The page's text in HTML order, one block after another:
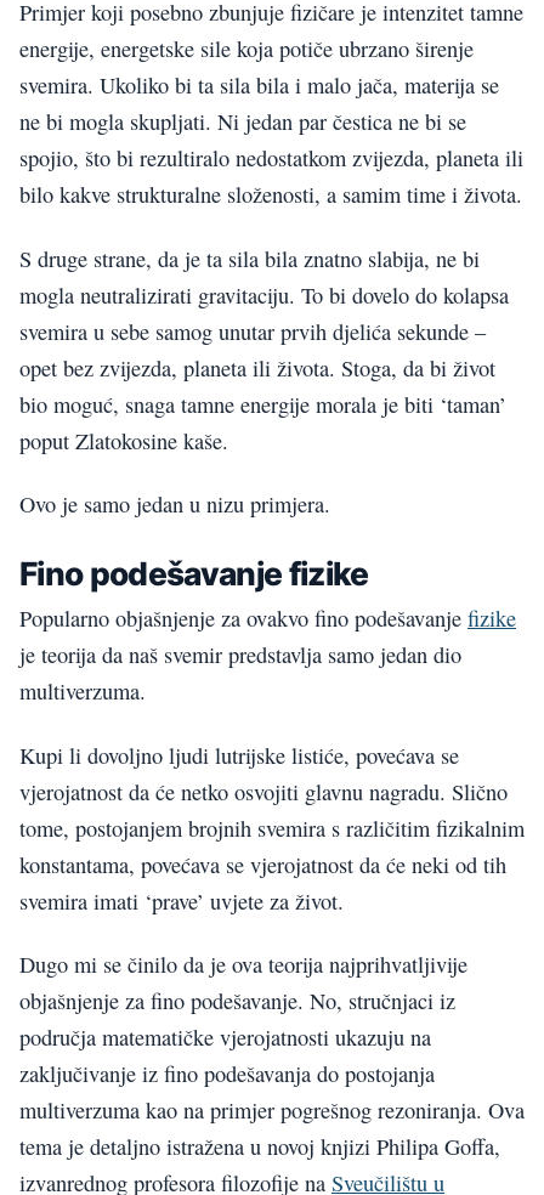
Primjer koji posebno zbunjuje fizičare je intenzitet tamne
energije, energetske sile koja potiče ubrzano širenje
svemira. Ukoliko bi ta sila bila i malo jača, materija se
ne bi mogla skupljati. Ni jedan par čestica ne bi se
spojio, što bi rezultiralo nedostatkom zvijezda, planeta ili
bilo kakve strukturalne složenosti, a samim time i života.
S druge strane, da je ta sila bila znatno slabija, ne bi
mogla neutralizirati gravitaciju. To bi dovelo do kolapsa
svemira u sebe samog unutar prvih djelića sekunde –
opet bez zvijezda, planeta ili života. Stoga, da bi život
bio moguć, snaga tamne energije morala je biti ‘taman’
poput Zlatokosine kaše.
Ovo je samo jedan u nizu primjera.
Fino podešavanje fizike
Popularno objašnjenje za ovakvo fino podešavanje fizike
je teorija da naš svemir predstavlja samo jedan dio
multiverzuma.
Kupi li dovoljno ljudi lutrijske listiće, povećava se
vjerojatnost da će netko osvojiti glavnu nagradu. Slično
tome, postojanjem brojnih svemira s različitim fizikalnim
konstantama, povećava se vjerojatnost da će neki od tih
svemira imati ‘prave’ uvjete za život.
Dugo mi se činilo da je ova teorija najprihvatljivije
objašnjenje za fino podešavanje. No, stručnjaci iz
područja matematičke vjerojatnosti ukazuju na
zaključivanje iz fino podešavanja do postojanja
multiverzuma kao na primjer pogrešnog rezoniranja. Ova
tema je detaljno istražena u novoj knjizi Philipa Goffa,
izvanrednog profesora filozofije na Sveučilištu u